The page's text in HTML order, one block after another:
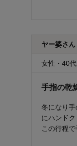
ヤー婆さん
女性・40代
手指の乾
冬になり
にハンド
この行程